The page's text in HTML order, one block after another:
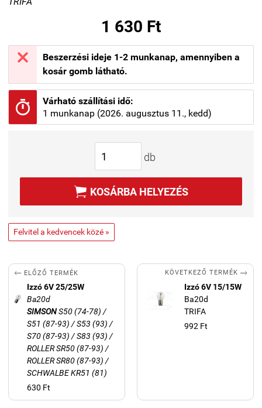
1 630 Ft

Beszerzési ideje 1-2 munkanap, amennyiben a
kosár gomb látható.

Várható szállítási idő:
1 munkanap (2026. augusztus 11., kedd)
db
 KOSÁRBA HELYEZÉS
Felvitel a kedvencek közé »
 ELŐZŐ TERMÉK
Izzó 6V 25/25W
Ba20d
SIMSONS50 (74-78) /
S51 (87-93) / S53 (93) /
S70 (87-93) / S83 (93) /
ROLLER SR50 (87-93) /
ROLLER SR80 (87-93) /
SCHWALBE KR51 (81)
630 Ft
KÖVETKEZŐ TERMÉK 
Izzó 6V 15/15W
Ba20d
TRIFA
992 Ft